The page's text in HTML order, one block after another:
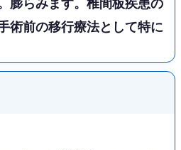
術前の移行療法として特に